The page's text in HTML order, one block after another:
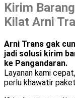
Kirim
Kilat Arni
Arni Trans gak
jadi solusi kirim
ke Pangandaran.
Layanan kami
perlu khawatir